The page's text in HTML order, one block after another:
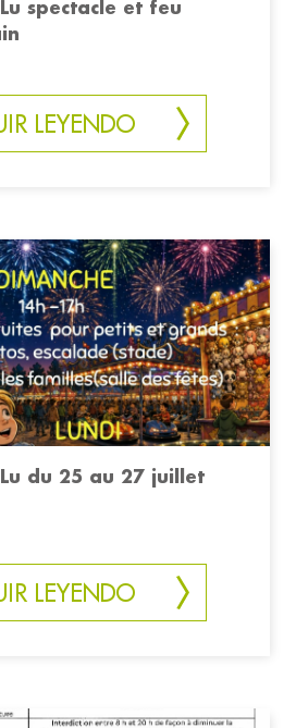
spectacle et feu
LEYENDO
du 25 au 27 juillet
LEYENDO